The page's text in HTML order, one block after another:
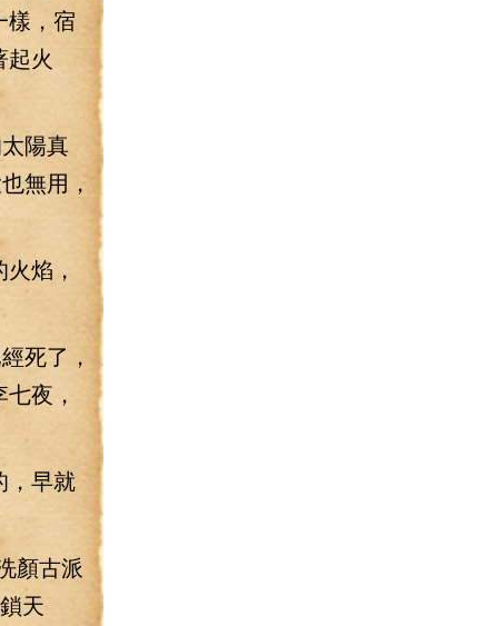
樣，宿
火
陽真
無用，
焰，
死了，
夜，
早就
顏古派
天